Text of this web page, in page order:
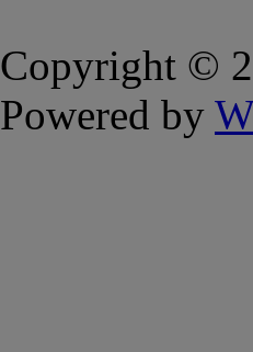
Copyright ©
Powered by